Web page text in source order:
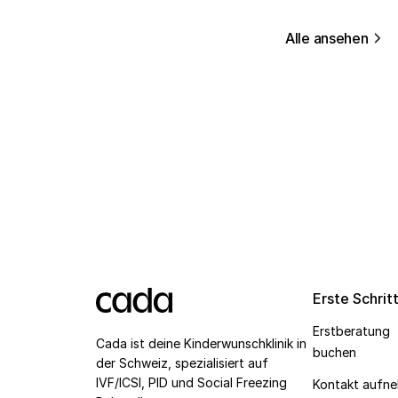
Alle ansehen
Cada ist deine Kinderwunschklinik in
der Schweiz, spezialisiert auf
IVF/ICSI, PID und Social Freezing
Erste
Erstberatung
buchen
Kontakt